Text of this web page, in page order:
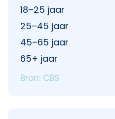
18–25 jaar
25–45 jaar
45–65 jaar
65+ jaar
Bron: CBS